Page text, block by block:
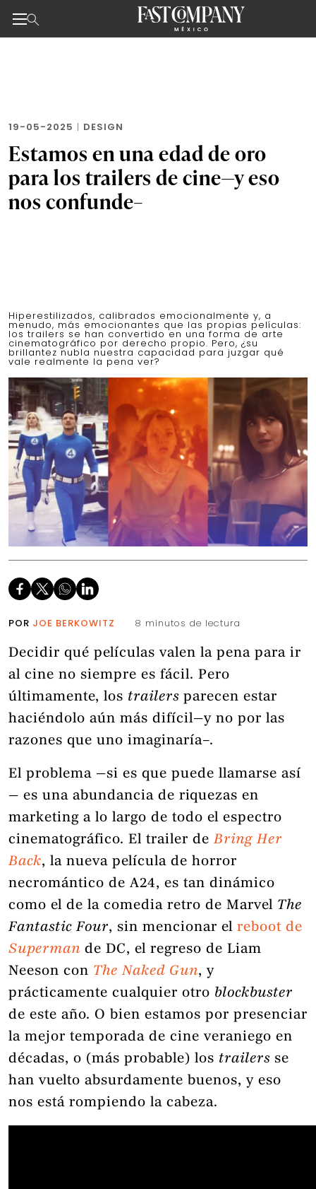
19-05-2025 | DESIGN
Estamos en una edad de oro
para los trailers de cine—y eso
nos confunde–
Hiperestilizados, calibrados emocionalmente y, a
menudo, más emocionantes que las propias películas:
los trailers se han convertido en una forma de arte
cinematográfico por derecho propio. Pero, ¿su
brillantez nubla nuestra capacidad para juzgar qué
vale realmente la pena ver?
POR JOE BERKOWITZ 8 minutos de lectura
Decidir qué películas valen la pena para ir
al cine no siempre es fácil. Pero
últimamente, los trailers parecen estar
haciéndolo aún más difícil—y no por las
razones que uno imaginaría–.
El problema —si es que puede llamarse así
— es una abundancia de riquezas en
marketing a lo largo de todo el espectro
cinematográfico. El trailer deBring Her
Back, la nueva película de horror
necromántico de A24, es tan dinámico
como el de la comedia retro de Marvel The
Fantastic Four, sin mencionar el reboot de
Superman de DC, el regreso de Liam
Neeson con The Naked Gun, y
prácticamente cualquier otro blockbuster
de este año. O bien estamos por presenciar
la mejor temporada de cine veraniego en
décadas, o (más probable) los trailers se
han vuelto absurdamente buenos, y eso
nos está rompiendo la cabeza.